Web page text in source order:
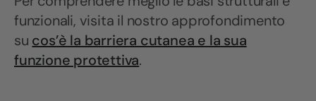
funzionali, visita il nostro approfondimento
su cos’è la barriera cutanea e la sua
funzione protettiva.